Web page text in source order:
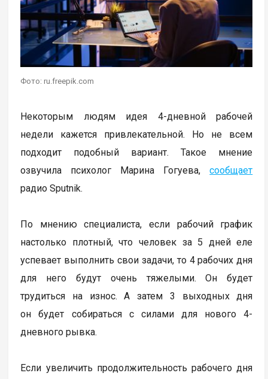
Фото: ru.freepik.com
Некоторым людям идея 4-дневной рабочей
недели кажется привлекательной. Но не всем
подходит подобный вариант. Такое мнение
озвучила психолог Марина Гогуева,сообщает
радио Sputnik.
По мнению специалиста, если рабочий график
настолько плотный, что человек за 5 дней еле
успевает выполнить свои задачи, то 4 рабочих дня
для него будут очень тяжелыми. Он будет
трудиться на износ. А затем 3 выходных дня
он будет собираться с силами для нового 4-
дневного рывка.
Если увеличить продолжительность рабочего дня